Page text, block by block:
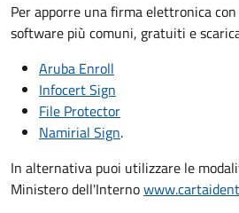
Per apporre una firma elettronica
software più comuni, gratuiti e
Aruba Enroll
Infocert Sign
File Protector
Namirial Sign.
In alternativa puoi utilizzare le
Ministero dell'Interno